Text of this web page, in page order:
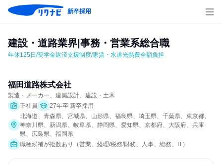
新卒採用
建設・道路業界|事務・営業系総合職
年休125日/奨学金返済支援制度/家賃・水道光熱費全額負担
福田道路株式会社
製造・メーカー、建築設計、建設・土木
正社員
27年卒 新卒採用
北海道、青森県、宮城県、山形県、福島県、埼玉県、千葉県、東京都、
神奈川県、新潟県、岐阜県、静岡県、愛知県、京都府、大阪府、兵庫
県、広島県、福岡県
職種候補が複数あり（営業、経理/税務/財務、人事、総務、IT）